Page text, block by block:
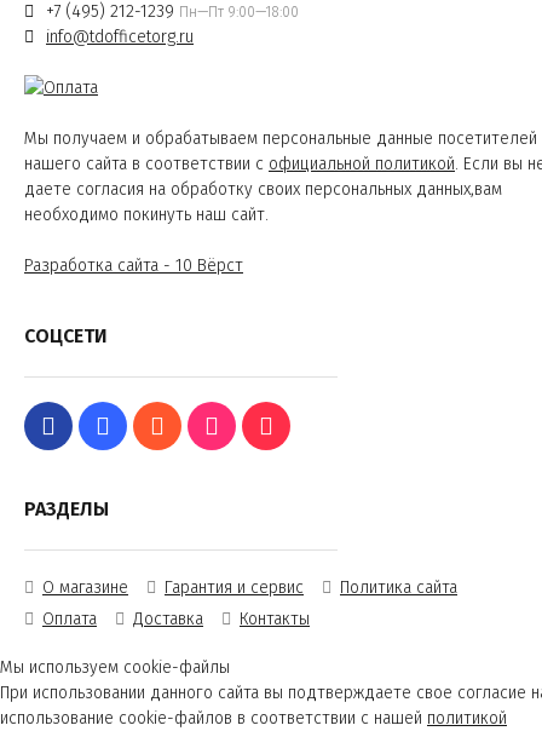
+7 (495) 212-1239 Пн—Пт 9:00—18:00
info@tdofficetorg.ru
Мы получаем и обрабатываем персональные данные посетителей
нашего сайта в соответствии с официальной политикой. Если вы
даете согласия на обработку своих персональных данных,вам
необходимо покинуть наш сайт.
Разработка сайта - 10 Вёрст
СОЦСЕТИ
РАЗДЕЛЫ
О магазине Гарантия и сервис
Политика сайта
Оплата
Доставка Контакты
Мы используем cookie-файлы
При использовании данного сайта вы подтверждаете свое согласие
использование cookie-файлов в соответствии с нашей политикой